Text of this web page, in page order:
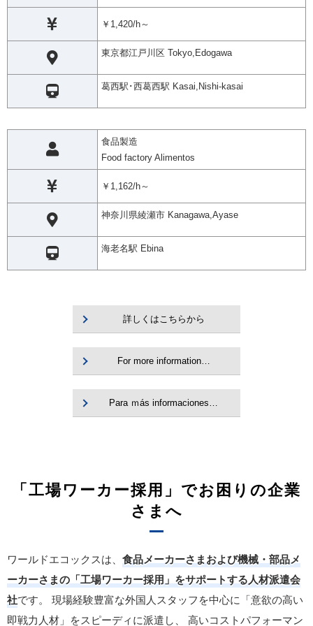
￥1,420/h～
東京都江戸川区 Tokyo,Edogawa
葛西駅･西葛西駅 Kasai,Nishi-kasai
食品製造
Food factory Alimentos
￥1,162/h～
神奈川県綾瀬市 Kanagawa,Ayase
海老名駅 Ebina
詳しくはこちらから
For more information…
Para ｍás informaciones…
「工場ワーカー採用」でお困りの企業
さまへ
ワールドエコックスは、 食品メーカーさまおよび機械・部品メ
ーカーさまの「工場ワーカー採用」をサポートする人材派遣会
社です。
現場経験豊富な外国人スタッフを中心に「意欲の高い
即戦力人材」をスピーディに派遣し、
高いコストパフォーマン